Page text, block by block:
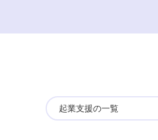
起業支援の一覧